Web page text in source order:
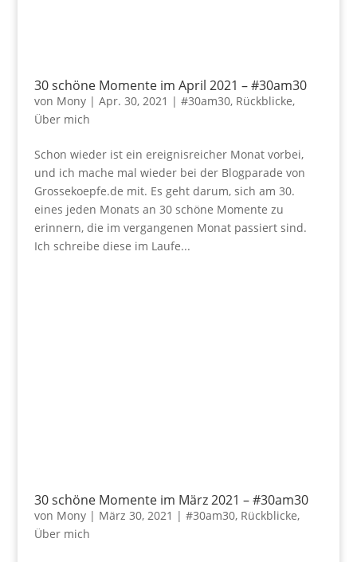
30 schöne Momente im April 2021 – #30am30
von Mony| Apr. 30, 2021 | #30am30, Rückblicke,
Über mich
Schon wieder ist ein ereignisreicher Monat vorbei,
und ich mache mal wieder bei der Blogparade von
Grossekoepfe.de mit. Es geht darum, sich am 30.
eines jeden Monats an 30 schöne Momente zu
erinnern, die im vergangenen Monat passiert sind.
Ich schreibe diese im Laufe...
30 schöne Momente im März 2021 – #30am30
von Mony| März 30, 2021 | #30am30, Rückblicke,
Über mich